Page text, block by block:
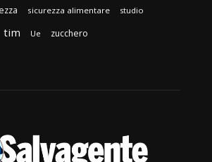
sicurezza alimentare studio
tim Ue zucchero